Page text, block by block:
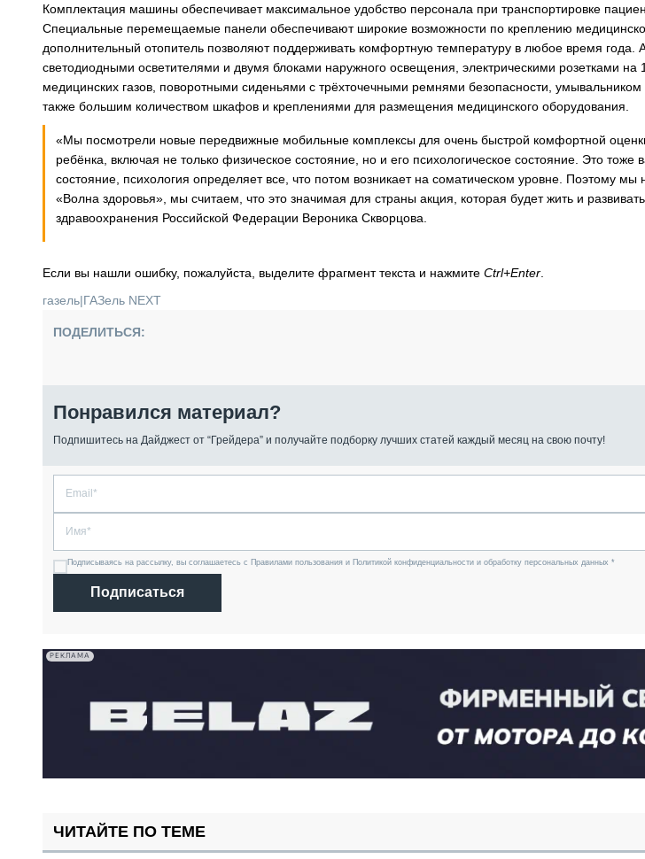
Комплектация машины обеспечивает максимальное удобство персонала при транспортировке
Специальные перемещаемые панели обеспечивают широкие возможности по креплению
дополнительный отопитель позволяют поддерживать комфортную температуру в любое время года.
светодиодными осветителями и двумя блоками наружного освещения, электрическими розетками на
медицинских газов, поворотными сиденьями с трёхточечными ремнями безопасности,
также большим количеством шкафов и креплениями для размещения медицинского оборудования.
«Мы посмотрели новые передвижные мобильные комплексы для очень быстрой комфортной
ребёнка, включая не только физическое состояние, но и его психологическое состояние. Это тоже
состояние, психология определяет все, что потом возникает на соматическом уровне. Поэтому мы
«Волна здоровья», мы считаем, что это значимая для страны акция, которая будет жить и
здравоохранения Российской Федерации Вероника Скворцова.
Если вы нашли ошибку, пожалуйста, выделите фрагмент текста и нажмите Ctrl+Enter
газель|ГАЗель NEXT
ПОДЕЛИТЬСЯ:
Понравился материал?
Подпишитесь на Дайджест от “Грейдера” и получайте подборку лучших статей каждый месяц на свою почту!
Подписываясь на рассылку, вы соглашаетесь с Правилами пользования и Политикой конфиденциальности и обработку персональных данных *
Подписаться
РЕКЛАМА
ЧИТАЙТЕ ПО ТЕМЕ